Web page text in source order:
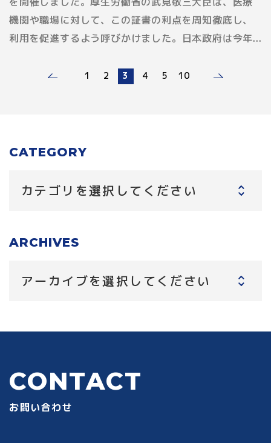
機関や職場に対して、この証書の利点を周知徹底し、
利用を促進するよう呼びかけました。日本政府は今年...
1 2 3 4 5 10
CATEGORY
カテゴリを選択してください
ARCHIVES
アーカイブを選択してください
CONTACT
お問い合わせ